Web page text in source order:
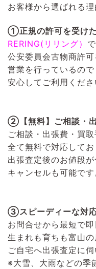
お客様から選ばれる理
①正規の許可を受け
RERING(リリング）
公安委員会古物商許可
営業を行っているので
安心してご利用くださ
②【無料】ご相談・
ご相談・出張費・買
全て無料で対応してお
出張査定後のお値段
キャンセルも可能です
③スピーディーな対
お問合せから最短で即
生まれも育ちも富山
ご自宅へ出張査定に伺
※大雪、大雨などの季